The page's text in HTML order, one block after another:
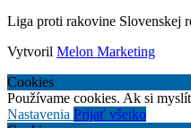
Liga proti rakovine Slovenskej
Vytvoril Melon Marketing
Cookies
Používame cookies. Ak si
Nastavenia Prijať všetko